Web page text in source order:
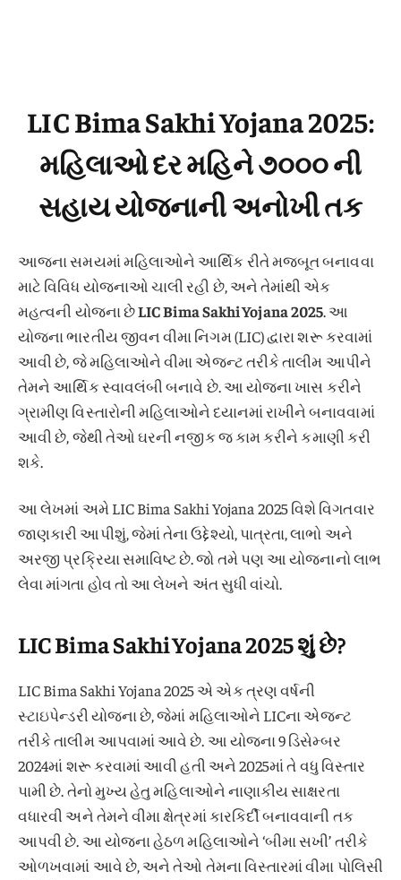
LIC Bima Sakhi Yojana 2025:
મહિલાઓ દર મહિને ૭૦૦૦ ની
સહાય યોજનાની અનોખી તક
આજના સમયમાં મહિલાઓને આર્થિક રીતે મજબૂત બનાવવા
માટે વિવિધ યોજનાઓ ચાલી રહી છે, અને તેમાંથી એક
મહત્વની યોજના છેLIC Bima Sakhi Yojana 2025. આ
યોજના ભારતીય જીવન વીમા નિગમ (LIC) દ્વારા શરૂ કરવામાં
આવી છે, જે મહિલાઓને વીમા એજન્ટ તરીકે તાલીમ આપીને
તેમને આર્થિક સ્વાવલંબી બનાવે છે. આ યોજના ખાસ કરીને
ગ્રામીણ વિસ્તારોની મહિલાઓને ધ્યાનમાં રાખીને બનાવવામાં
આવી છે, જેથી તેઓ ઘરની નજીક જ કામ કરીને કમાણી કરી
શકે.
આ લેખમાં અમે LIC Bima Sakhi Yojana 2025 વિશે વિગતવાર
જાણકારી આપીશું, જેમાં તેના ઉદ્દેશ્યો, પાત્રતા, લાભો અને
અરજી પ્રક્રિયા સમાવિષ્ટ છે. જો તમે પણ આ યોજનાનો લાભ
લેવા માંગતા હોવ તો આ લેખને અંત સુધી વાંચો.
LIC Bima Sakhi Yojana 2025 શું છે?
LIC Bima Sakhi Yojana 2025 એ એક ત્રણ વર્ષની
સ્ટાઇપેન્ડરી યોજના છે, જેમાં મહિલાઓને LICના એજન્ટ
તરીકે તાલીમ આપવામાં આવે છે. આ યોજના 9 ડિસેમ્બર
2024માં શરૂ કરવામાં આવી હતી અને 2025માં તે વધુ વિસ્તાર
પામી છે. તેનો મુખ્ય હેતુ મહિલાઓને નાણાકીય સાક્ષરતા
વધારવી અને તેમને વીમા ક્ષેત્રમાં કારકિર્દી બનાવવાની તક
આપવી છે. આ યોજના હેઠળ મહિલાઓને ‘બીમા સખી’ તરીકે
ઓળખવામાં આવે છે, અને તેઓ તેમના વિસ્તારમાં વીમા પોલિસી